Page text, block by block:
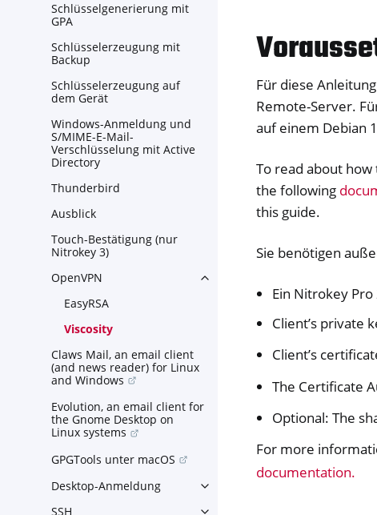
Schlüsselgenerierung mit
GPA
Schlüsselerzeugung mit
Backup
Schlüsselerzeugung auf
dem Gerät
Windows-Anmeldung und
S/MIME-E-Mail-
Verschlüsselung mit Active
Directory
Thunderbird
Ausblick
Touch-Bestätigung (nur
Nitrokey 3)
OpenVPN
Toggle navigation of OpenVPN
EasyRSA
Viscosity
Claws Mail, an email client
(and news reader) for Linux
and Windows
Evolution, an email client for
the Gnome Desktop on
Linux systems
GPGTools unter macOS
Desktop-Anmeldung
Toggle navigation of Desktop-
SSH
Für diese
Remote-Server.
auf einem Debian
To read about
the following
this guide.
Sie benötigen
Ein Nitrokey
Client’s private
Client’s
The Certificate
Optional: The
For more
documentation.